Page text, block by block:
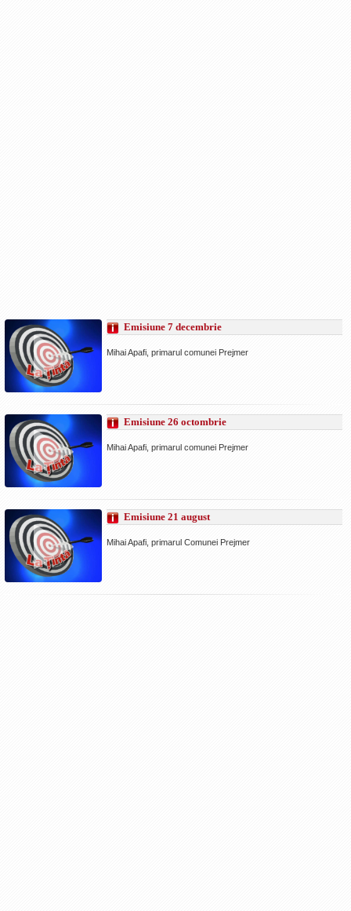
Emisiune 7 decembrie
Mihai Apafi, primarul comunei Prejmer
Emisiune 26 octombrie
Mihai Apafi, primarul comunei Prejmer
Emisiune 21 august
Mihai Apafi, primarul Comunei Prejmer